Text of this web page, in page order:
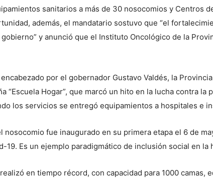
sanitarios a más de 30 nosocomios y Centros
además, el mandatario sostuvo que “el
y anunció que el Instituto Oncológico de la
por el gobernador Gustavo Valdés, la
“Escuela Hogar”, que marcó un hito en la lucha contra
los servicios se entregó equipamientos a hospitales e
nosocomio fue inaugurado en su primera etapa el 6 de
19. Es un ejemplo paradigmático de inclusión social en la
en tiempo récord, con capacidad para 1000 camas,